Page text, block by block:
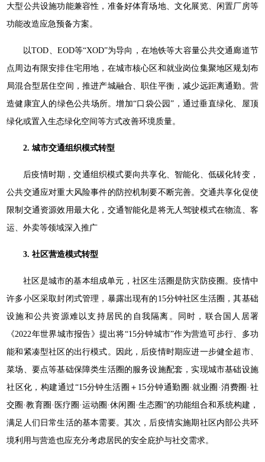
大型公共设施功能兼容性，准备好体育场地、文化展览、闲置厂房等
功能改造应急预备方案。
以TOD、EOD等“XOD”为导向，在地铁等大容量公共交通廊道节
点周边有限安排住宅用地，在城市核心区和就业岗位集聚地区规划布
局混合型居住空间，推进产城融合、职住平衡，减少远距离通勤。营
造健康宜人的绿色公共场所。增加“口袋公园”，通过垂直绿化、屋顶
绿化或置入生态绿化空间等方式改善环境质量。
2. 城市交通组织模式转型
后疫情时期，交通组织模式要向共享化、智能化、低碳化转变，
公共交通应对重大风险事件的防控机制要不断完善。交通共享化促使
限制交通资源效用最大化，交通智能化是将无人驾驶模式在物流、客
运、外卖等领域深入推广
3. 社区营造模式转型
社区是城市的基本组成单元，社区生活圈是防灾防疫圈。疫情中
许多小区采取封闭式管理，暴露出现有的15分钟社区生活圈，其基础
设施和公共资源难以支持居民的自我隔离。同时，联合国人居署
《2022年世界城市报告》提出将“15分钟城市”作为营造可步行、多功
能和紧凑型社区的出行模式。因此，后疫情时期应进一步健全超市、
菜场、要点等基础保障类生活圈的服务设施配套，实现城市基础设施
社区化，构建通过“15分钟生活圈＋15分钟通勤圈·就业圈·消费圈·社
交圈·教育圈·医疗圈·运动圈·休闲圈·生态圈”的功能组合和系统构建，
满足人们日常生活的基本需要。其次，后疫情实施期社区内部公共环
境利用与营造也应充分考虑居民的安全庇护与社交需求。